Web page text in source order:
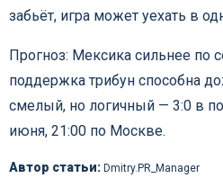
забьёт, игра может уехать в
Прогноз: Мексика сильнее по
поддержка трибун способна
смелый, но логичный — 3:0 в
июня, 21:00 по Москве.
Автор статьи: Dmitry.PR_Manager